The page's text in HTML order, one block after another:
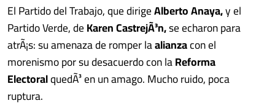
El Partido del Trabajo, que dirigeAlberto Anaya,y el
Partido Verde, deKaren CastrejÃ³n,se echaron para
atrÃ¡s: su amenaza de romper laalianzacon el
morenismo por su desacuerdo con laReforma
ElectoralquedÃ³ en un amago. Mucho ruido, poca
ruptura.